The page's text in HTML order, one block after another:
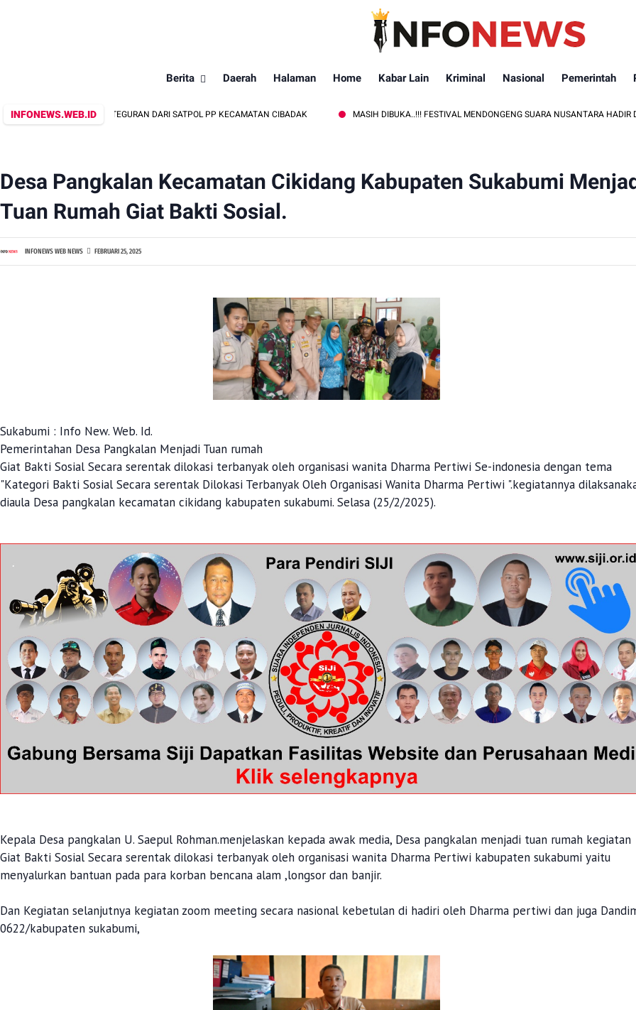
Berita Daerah Halaman Home Kabar Lain Kriminal Nasional Pemerintah
INFONEWS.WEB.IDTEGURAN DARI SATPOL PP KECAMATAN CIBADAK MASIH DIBUKA..!!! FESTIVAL MENDONGENG SUARA NUSANTARA HADIR DI JAWA
Desa Pangkalan Kecamatan Cikidang Kabupaten Sukabumi
Tuan Rumah Giat Bakti Sosial.
INFONEWS WEB NEWS FEBRUARI 25, 2025
Sukabumi : Info New. Web. Id.
Pemerintahan Desa Pangkalan Menjadi Tuan rumah
Giat Bakti Sosial Secara serentak dilokasi terbanyak oleh organisasi wanita Dharma Pertiwi Se-indonesia dengan tema
"Kategori Bakti Sosial Secara serentak Dilokasi Terbanyak Oleh Organisasi Wanita Dharma Pertiwi ".kegiatannya
diaula Desa pangkalan kecamatan cikidang kabupaten sukabumi. Selasa (25/2/2025).
Kepala Desa pangkalan U. Saepul Rohman.menjelaskan kepada awak media, Desa pangkalan menjadi tuan rumah kegiatan
Giat Bakti Sosial Secara serentak dilokasi terbanyak oleh organisasi wanita Dharma Pertiwi kabupaten sukabumi yaitu
menyalurkan bantuan pada para korban bencana alam ,longsor dan banjir.
Dan Kegiatan selanjutnya kegiatan zoom meeting secara nasional kebetulan di hadiri oleh Dharma pertiwi dan juga
0622/kabupaten sukabumi,